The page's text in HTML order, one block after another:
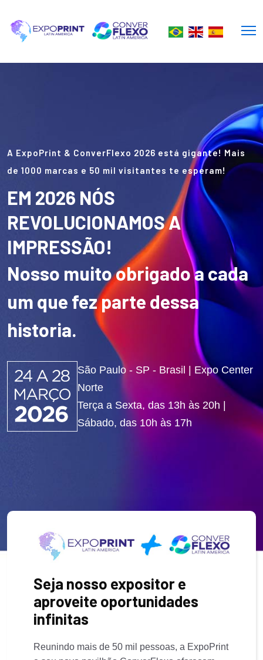
A ExpoPrint & ConverFlexo 2026 está gigante! Mais
de 1000 marcas e 50 mil visitantes te esperam!
EM 2026 NÓS
REVOLUCIONAMOS A
IMPRESSÃO!
Nosso muito obrigado a cada
um que fez parte dessa
historia.
São Paulo - SP - Brasil | Expo Center
Norte
Terça a Sexta, das 13h às 20h |
Sábado, das 10h às 17h
Seja nosso expositor e
aproveite oportunidades
infinitas
Reunindo mais de 50 mil pessoas, a ExpoPrint